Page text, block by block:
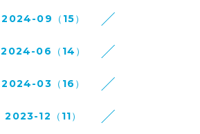
2024-09（15）
2024-06（14）
2024-03（16）
2023-12（11）